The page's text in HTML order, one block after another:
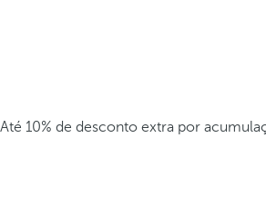
Até 10% de desconto extra por